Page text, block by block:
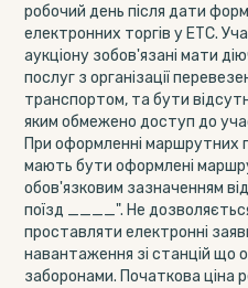
робочий день після дати
електронних торгів у ЕТС.
аукціону зобов'язані мати
послуг з організації
транспортом, та бути
яким обмежено доступ до
При оформленні маршрутних
мають бути оформлені
обов'язковим зазначенням
поїзд ____". Не
проставляти електронні
навантаження зі станцій що
заборонами. Початкова ціна